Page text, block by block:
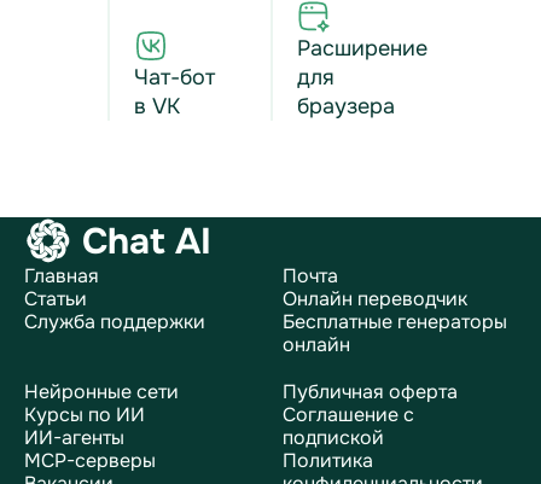
Чат-бот
в VK
Расширение
для
браузера
Chat AI
Главная
Статьи
Служба поддержки
Почта
Онлайн переводчик
Бесплатные генераторы
онлайн
Нейронные сети
Курсы по ИИ
ИИ-агенты
MCP-серверы
Публичная оферта
Соглашение с
подпиской
Политика